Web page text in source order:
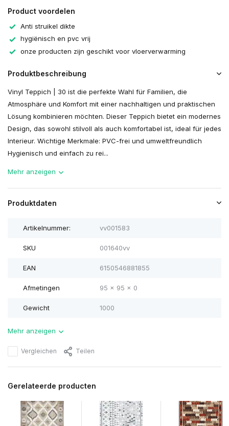
Product voordelen
Anti struikel dikte
hygiënisch en pvc vrij
onze producten zijn geschikt voor vloerverwarming
Produktbeschreibung
Vinyl Teppich | 30 ist die perfekte Wahl für Familien, die
Atmosphäre und Komfort mit einer nachhaltigen und praktischen
Lösung kombinieren möchten. Dieser Teppich bietet ein modernes
Design, das sowohl stilvoll als auch komfortabel ist, ideal für jedes
Interieur. Wichtige Merkmale: PVC-frei und umweltfreundlich
Hygienisch und einfach zu rei...
Mehr anzeigen
Produktdaten
Artikelnummer: vv001583
SKU 001640vv
EAN 6150546881855
Afmetingen 95 x 95 x 0
Gewicht 1000
Mehr anzeigen
Vergleichen Teilen
Gerelateerde producten